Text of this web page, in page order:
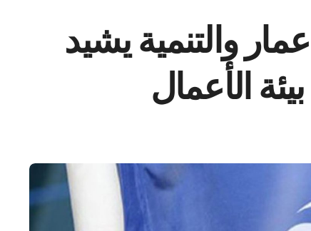
والتنمية يشيد
الأعمال